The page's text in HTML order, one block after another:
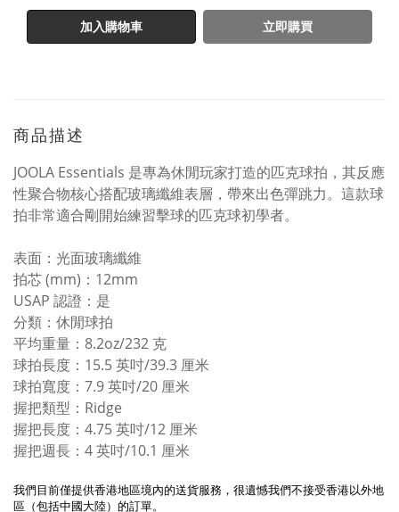
加入購物車 立即購買
商品描述
JOOLA Essentials 是專為休閒玩家打造的匹克球拍，其反應
性聚合物核心搭配玻璃纖維表層，帶來出色彈跳力。這款球
拍非常適合剛開始練習擊球的匹克球初學者。
表面：光面玻璃纖維
拍芯 (mm)：12mm
USAP 認證：是
分類：休閒球拍
平均重量：8.2oz/232 克
球拍長度：15.5 英吋/39.3 厘米
球拍寬度：7.9 英吋/20 厘米
握把類型：Ridge
握把長度：4.75 英吋/12 厘米
握把週長：4 英吋/10.1 厘米
我們目前僅提供香港地區境內的送貨服務，很遺憾我們不接受香港以外地
區（包括中國大陸）的訂單。